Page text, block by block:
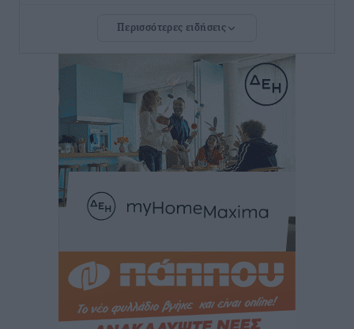
Βασίλης Α. Υψηλάντης από Καστελλόριζο και Ρω: «Η
χρέος, τιμή και ανανέωση της δέσμευσής μου
απέναντι στην ακριτική Δωδεκάνησο»
Τοπικές Ειδήσεις πριν 50 λεπτά
Ακαδημία Απόλλωνα Καλυθιών: Με Καμπούρη
επικεφαλής και πλήρες τεχνικό επιτελείο
Αθλητικά
κεντρικό αμυντικό
Αθλητικά• πριν 2 ώρες
Αστέρας Μασάρων: Επανεκκίνηση με νέα διοίκηση
Περισσότερες ειδήσεις